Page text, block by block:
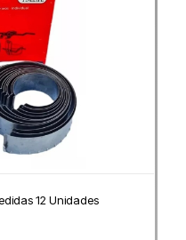
12 Unidades